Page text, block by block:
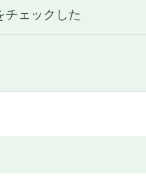
チェックした